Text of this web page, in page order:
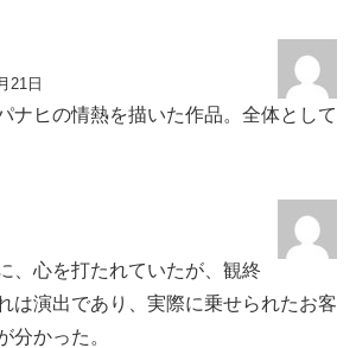
21日
ナヒの情熱を描いた作品。全体として
、心を打たれていたが、観終
は演出であり、実際に乗せられたお客
分かった。